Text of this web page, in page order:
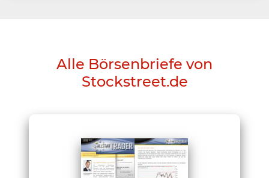
Alle Börsenbriefe von
Stockstreet.de